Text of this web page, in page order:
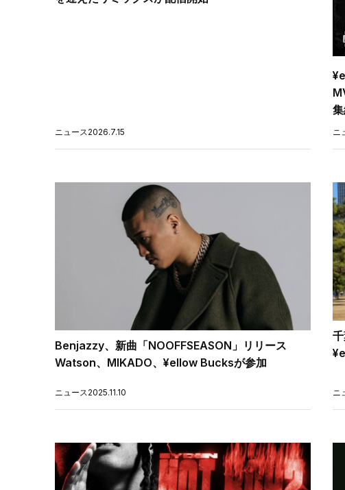
ニュース2026.7.15 ニ
Benjazzy、新曲「NOOFFSEASON」リリース
Watson、MIKADO、¥ellow Bucksが参加
ニュース2025.11.10 ニ